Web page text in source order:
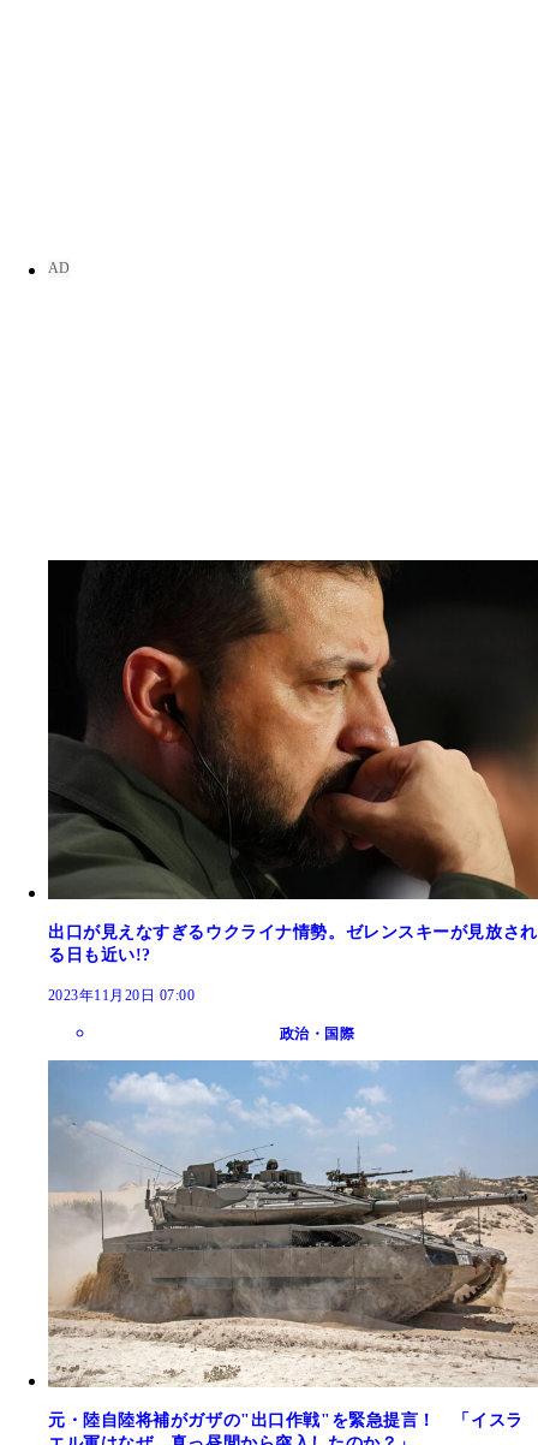
出口が見えなすぎるウクライナ情勢。ゼレンスキーが見放され
る日も近い!?
2023年11月20日 07:00
政治・国際
元・陸自陸将補がガザの"出口作戦"を緊急提言！ 「イスラ